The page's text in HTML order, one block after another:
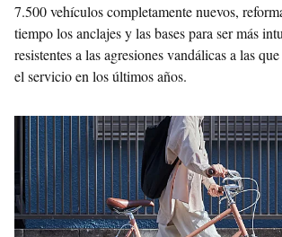
7.500 vehículos completamente nuevos,
tiempo los anclajes y las bases para ser más
resistentes a las agresiones vandálicas a las
el servicio en los últimos años.